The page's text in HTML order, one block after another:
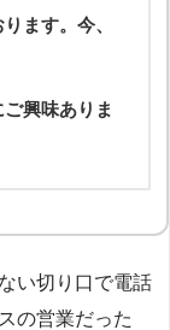
ます。今、
興味ありま
い切り口で電話
の営業だった